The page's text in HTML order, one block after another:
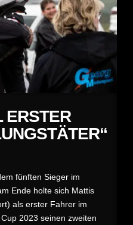
ERSTER
fünften Sieger im
Ende holte sich Mattis
als erster Fahrer im
2023 seinen zweiten